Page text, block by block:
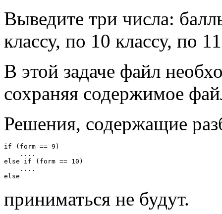
Выведите три числа:
классу, по 10 классу, по
В этой задаче файл
сохраняя содержимое
Решения, содержащие
if (form == 9)
    ....
else if (form == 10)
    ....
приниматься не будут.